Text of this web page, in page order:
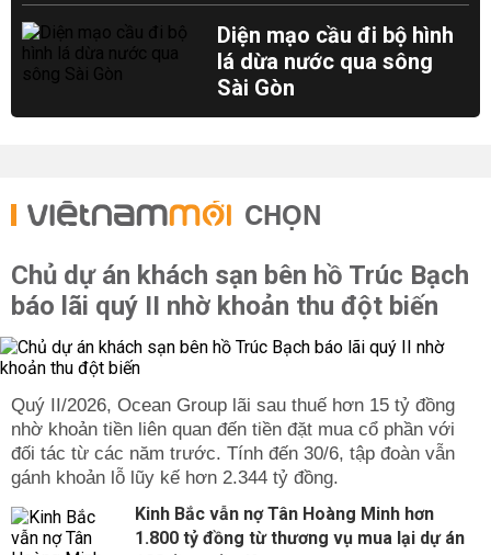
Diện mạo cầu đi bộ hình
lá dừa nước qua sông
Sài Gòn
CHỌN
Chủ dự án khách sạn bên hồ Trúc Bạch
báo lãi quý II nhờ khoản thu đột biến
Quý II/2026, Ocean Group lãi sau thuế hơn 15 tỷ đồng
nhờ khoản tiền liên quan đến tiền đặt mua cổ phần với
đối tác từ các năm trước. Tính đến 30/6, tập đoàn vẫn
gánh khoản lỗ lũy kế hơn 2.344 tỷ đồng.
Kinh Bắc vẫn nợ Tân Hoàng Minh hơn
1.800 tỷ đồng từ thương vụ mua lại dự án